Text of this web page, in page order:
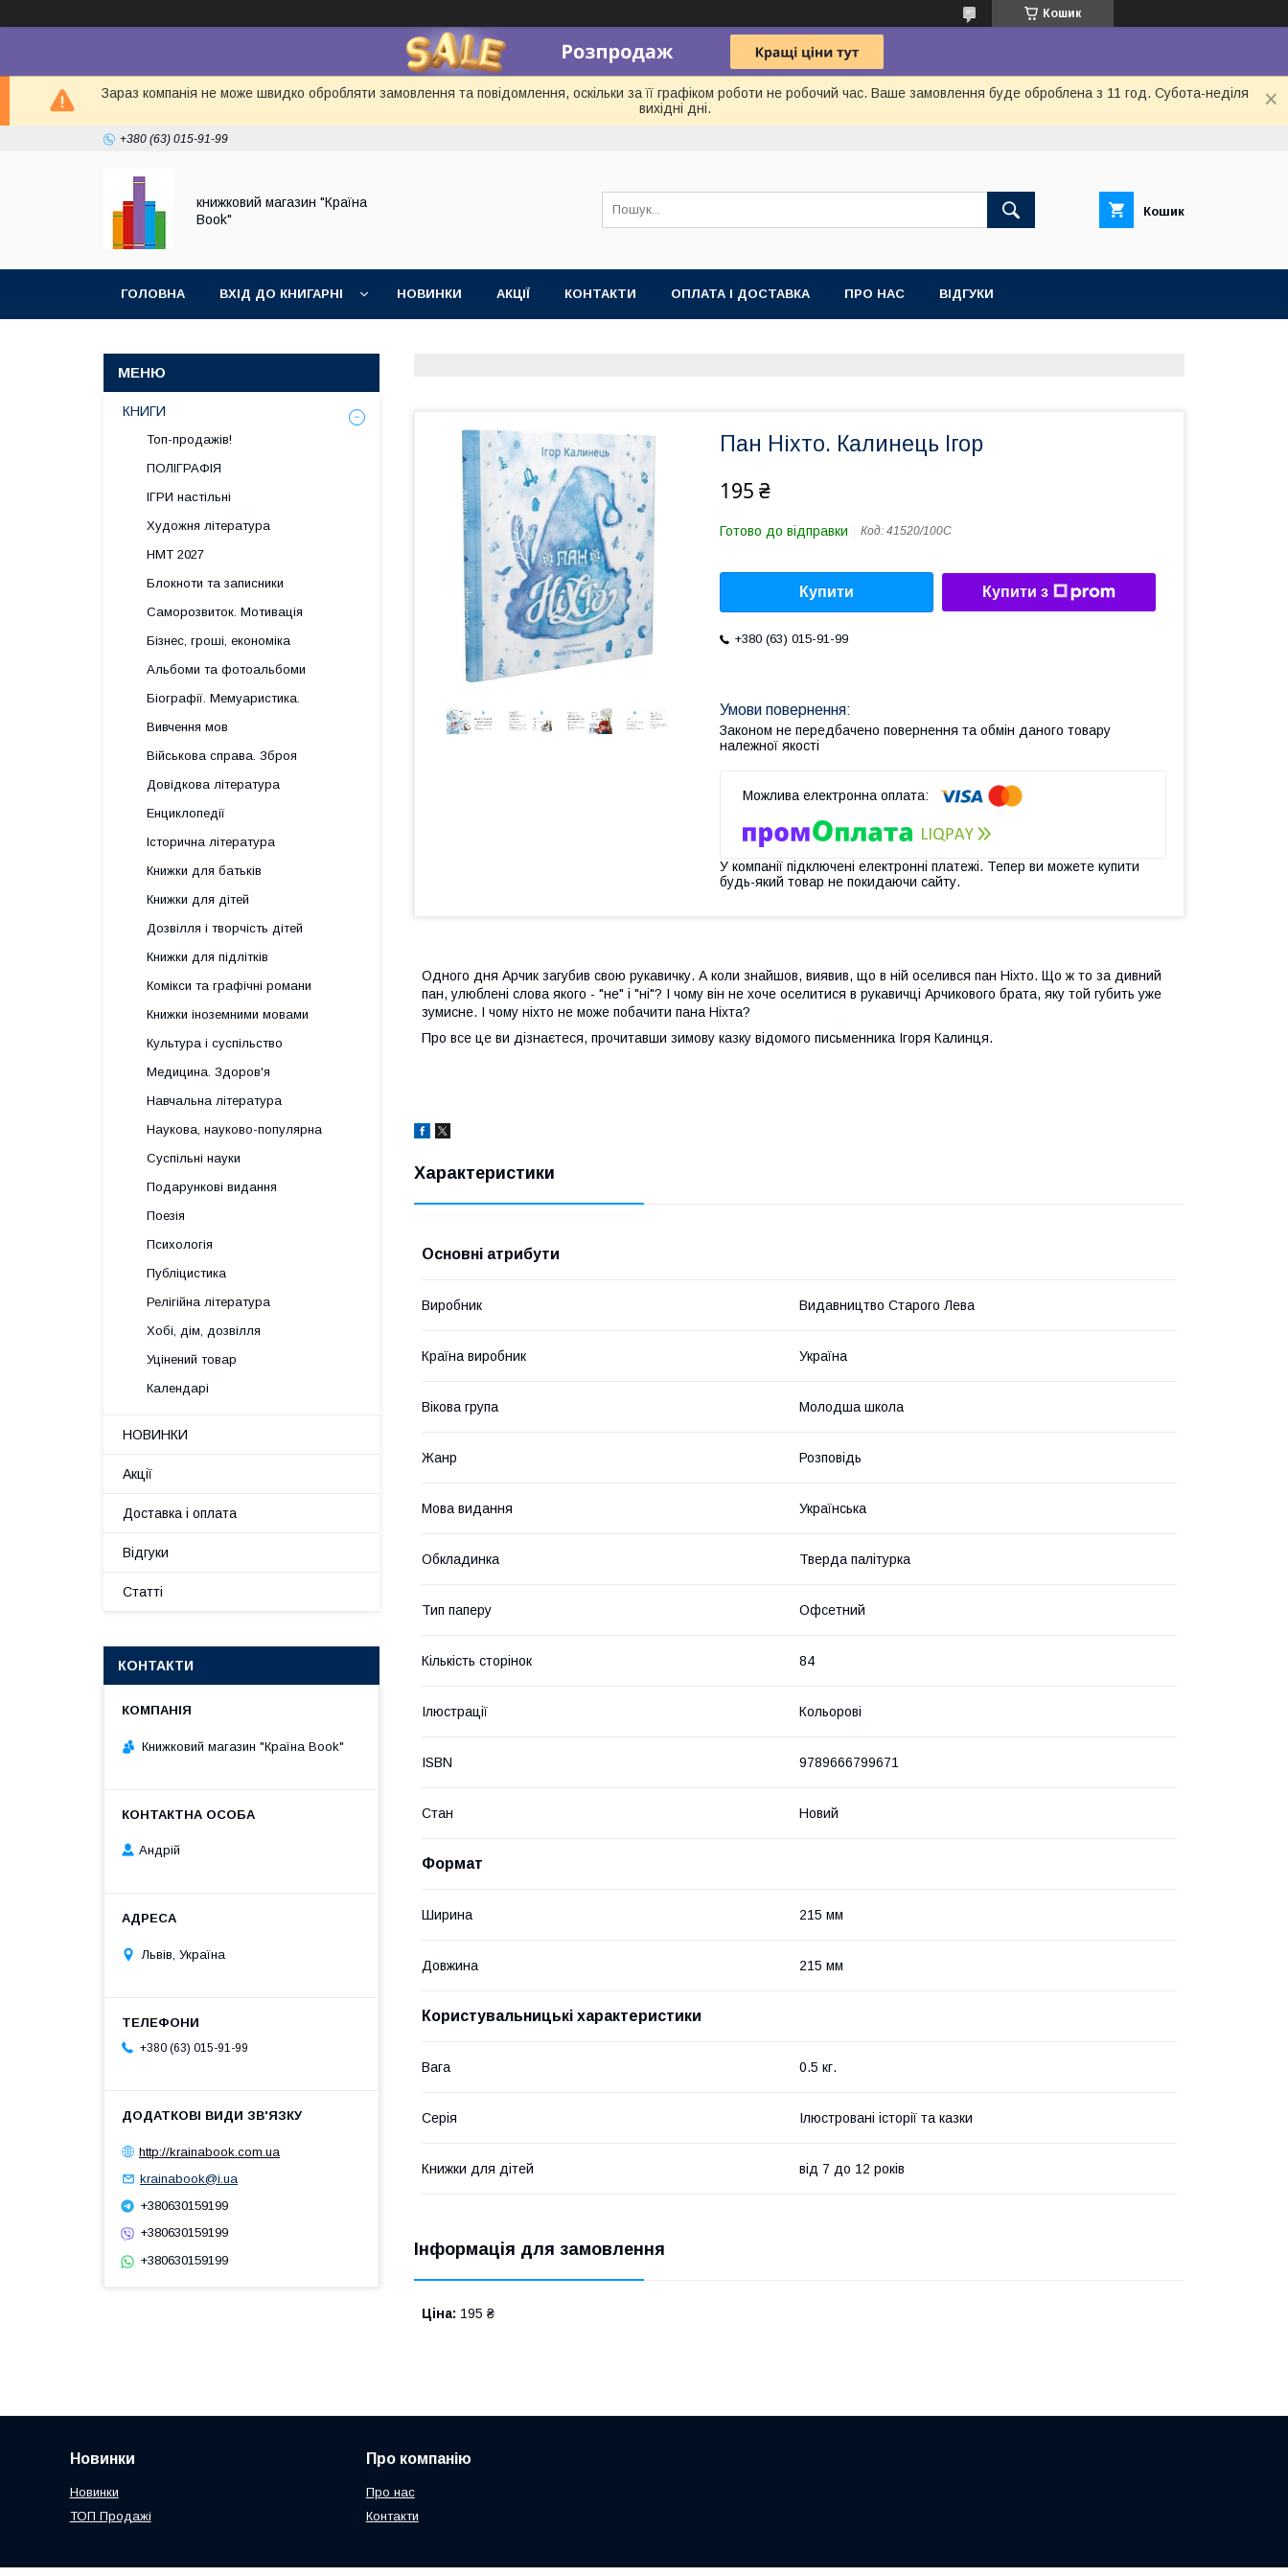
Кошик
Зараз компанія не може швидко обробляти замовлення та повідомлення, оскільки за її графіком роботи не робочий час. Ваше замовлення буде оброблена з 11 год. Субота-неділя
вихідні дні.
+380 (63) 015-91-99
книжковий магазин "Країна
Book"
Кошик
ГОЛОВНА ВХІД ДО КНИГАРНІ НОВИНКИ АКЦІЇ КОНТАКТИ ОПЛАТА І ДОСТАВКА ПРО НАС ВІДГУКИ
Пан Ніхто. Калинець Ігор
195 ₴
Готово до відправки Код: 41520/100С
Купити Купити з
+380 (63) 015-91-99
Законом не передбачено повернення та обмін даного товару
належної якості
У компанії підключені електронні платежі. Тепер ви можете купити
будь-який товар не покидаючи сайту.
Одного дня Арчик загубив свою рукавичку. А коли знайшов, виявив, що в ній оселився пан Ніхто. Що ж то за дивний
пан, улюблені слова якого - "не" і "ні"? І чому він не хоче оселитися в рукавичці Арчикового брата, яку той губить уже
зумисне. І чому ніхто не може побачити пана Ніхта?
Про все це ви дізнаєтеся, прочитавши зимову казку відомого письменника Ігоря Калинця.
Характеристики
Основні атрибути
Виробник Видавництво Старого Лева
Країна виробник Україна
Вікова група Молодша школа
Жанр Розповідь
Мова видання Українська
Обкладинка Тверда палітурка
Тип паперу Офсетний
Кількість сторінок 84
Ілюстрації Кольорові
ISBN 9789666799671
Стан Новий
Формат
Ширина 215 мм
Довжина 215 мм
Користувальницькі характеристики
Вага 0.5 кг.
Серія Ілюстровані історії та казки
Книжки для дітей від 7 до 12 років
Інформація для замовлення
Ціна: 195 ₴
КНИГИ
Топ-продажів!
ПОЛІГРАФІЯ
ІГРИ настільні
Художня література
НМТ 2027
Блокноти та записники
Саморозвиток. Мотивація
Бізнес, гроші, економіка
Альбоми та фотоальбоми
Біографії. Мемуаристика.
Вивчення мов
Військова справа. Зброя
Довідкова література
Енциклопедії
Історична література
Книжки для батьків
Книжки для дітей
Дозвілля і творчість дітей
Книжки для підлітків
Комікси та графічні романи
Книжки іноземними мовами
Культура і суспільство
Медицина. Здоров'я
Навчальна література
Наукова, науково-популярна
Суспільні науки
Подарункові видання
Поезія
Психологія
Публіцистика
Релігійна література
Хобі, дім, дозвілля
Уцінений товар
Календарі
НОВИНКИ
Акції
Доставка і оплата
Відгуки
Статті
КОНТАКТИ
Книжковий магазин "Країна Book"
Андрій
Львів, Україна
+380 (63) 015-91-99
http://krainabook.com.ua
krainabook@i.ua
+380630159199
+380630159199
+380630159199
Новинки
Новинки
ТОП Продажі
Про компанію
Про нас
Контакти